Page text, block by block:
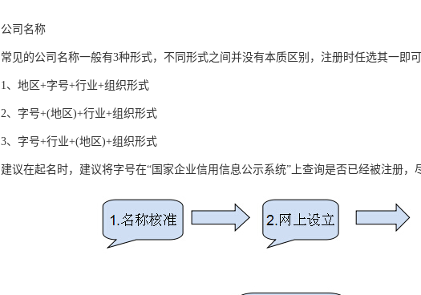
公司名称
常见的公司名称一般有3种形式，不同形式之间并没有本质区别，注册时任选其一即
1、地区+字号+行业+组织形式
2、字号+(地区)+行业+组织形式
3、字号+行业+(地区)+组织形式
建议在起名时，建议将字号在“国家企业信用信息公示系统”上查询是否已经被注册